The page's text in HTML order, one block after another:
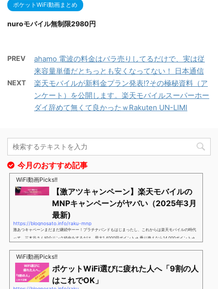
ポケットWiFi動画まとめ
nuroモバイル無制限2980円
PREV
ahamo 電波の料金はバラ売りしてるだけで、実は従
来容量単価だとちっとも安くなってない！ 日本通信
NEXT
楽天モバイルが新料金プラン発表⁉その極秘資料（ア
ンケート）を公開します。楽天モバイルスーパーホー
ダイ辞めて無くて良かったｗRakuten UN-LIMI
今月のおすすめ記事
WiFi動画Picks!!
【激アツキャンペーン】楽天モバイルの
MNPキャンペーンがヤバい（2025年3月
最新)
https://blognosato.info/raku-mnp
激あつキャペーンまだまだ継続中ーー！プラチナバンドもはじまったし、これからは楽天モバイルの時代
っす。三木谷さん紹介リンク経由をするだけ。最大1,4000円ポイント→ 乗り換えなら14,000ポイント→
谷さんキャンペーン／2回線目以降でもOK再契約でもでもOK背水の陣の楽天モバイル。ついに「最後の賭
け」とも思えるポイントばら撒きキャンペーンを発動してきました。■キャンペーン概要三木谷社長の特
別招待ページから楽天モバイ...
WiFi動画Picks!!
ポケットWiFi選びに疲れた人へ「9割の人
はこれでOK」